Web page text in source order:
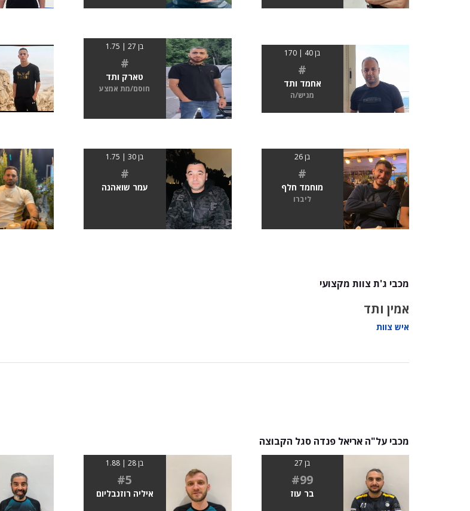
בן 40 | 170
#
אחמד ותד
מגיש/ה
בן 27 | 1.75
#
טארק ותד
חוסם/מת אמצע
בן 26
#
מוחמד חלף
ליברו
בן 30 | 1.75
#
עמר שואהנה
מכבי ג'ת צוות מקצועי
אמין ותד
איש צוות
מכבי על"ה אריאל פנדה סגל הקבוצה
בן 27
#99
בר עוז
בן 28 | 1.88
#5
איליה רוזנבליום